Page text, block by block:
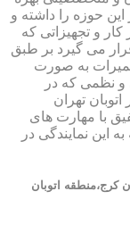
حوزه را داشته و
کار و تجهیزاتی که
می گیرد بر طبق
تعمیرات به صورت
نظمی که در
تهران
با مهارت های
این نمایندگی در
کرج،منطقه اتوبان